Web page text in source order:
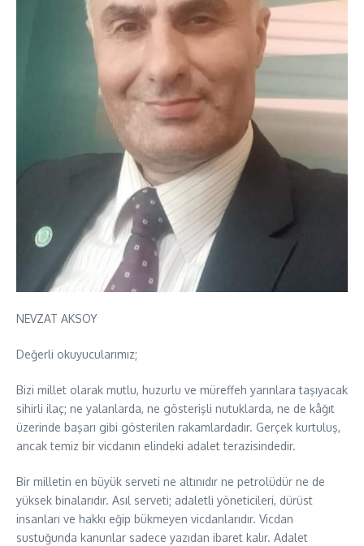
NEVZAT AKSOY
Değerli okuyucularımız;
Bizi millet olarak mutlu, huzurlu ve müreffeh yarınlara taşıyacak
sihirli ilaç; ne yalanlarda, ne gösterişli nutuklarda, ne de kâğıt
üzerinde başarı gibi gösterilen rakamlardadır. Gerçek kurtuluş,
ancak temiz bir vicdanın elindeki adalet terazisindedir.
Bir milletin en büyük serveti ne altınıdır ne petrolüdür ne de
yüksek binalarıdır. Asıl serveti; adaletli yöneticileri, dürüst
insanları ve hakkı eğip bükmeyen vicdanlarıdır. Vicdan
sustuğunda kanunlar sadece yazıdan ibaret kalır. Adalet